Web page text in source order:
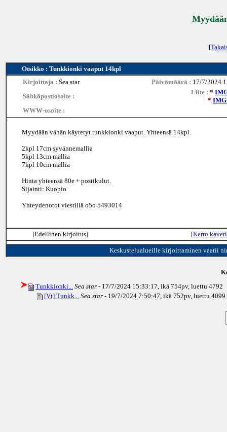
[
Otsikko : Tunkkionki vaaput 14kpl
Kirjoittaja : Sea star Päivämäärä : 17/7/2024
Sähköpostiosoite :
Liite : *
*
WWW-osoite :
Myydään vähän käytetyt tunkkionki vaaput. Yhteensä 14kpl.
2kpl 17cm syvännemallia
5kpl 13cm mallia
7kpl 10cm mallia
Hinta yhteensä 80e + postikulut.
Sijainti: Kuopio
Yhteydenotot viestillä o5o 5493014
[Edellinen kirjoitus] [Kerro
Keskustelualueille kirjoittaminen vaatii
Tunkkionki... Sea star - 17/7/2024 15:33:17, ikä 754pv, luettu 4792
[Vt] Tunkk... Sea star - 19/7/2024 7:50:47, ikä 752pv, luettu 4099